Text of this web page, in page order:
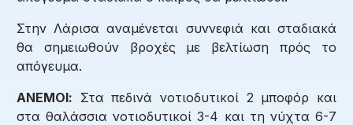
Στην Λάρισα αναμένεται συννεφιά και σταδιακά
θα σημειωθούν βροχές με βελτίωση πρός το
απόγευμα.
ΑΝΕΜΟΙ: Στα πεδινά νοτιοδυτικοί 2 μποφόρ και
στα θαλάσσια νοτιοδυτικοί 3-4 και τη νύχτα 6-7